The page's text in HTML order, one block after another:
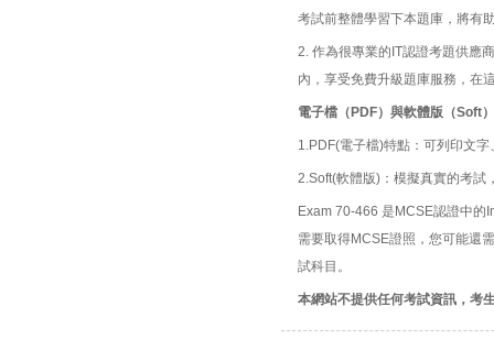
考試前整體學習下本題庫，將有
2. 作為很專業的IT認證考題供應
內，享受免費升級題庫服務，在
電子檔（PDF）與軟體版（Soft
1.PDF(電子檔)特點：可列印文
2.Soft(軟體版)：模擬真實的考試
Exam 70-466 是MCSE認證中
需要取得MCSE證照，您可能還
試科目。
本網站不提供任何考試資訊，考